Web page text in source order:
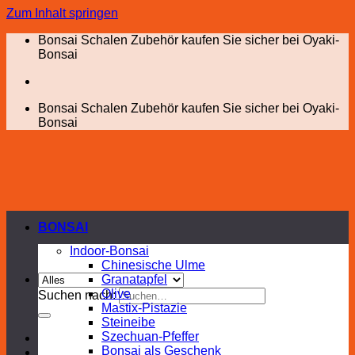
Zum Inhalt springen
Bonsai Schalen Zubehör kaufen Sie sicher bei Oyaki-
Bonsai
Bonsai Schalen Zubehör kaufen Sie sicher bei Oyaki-
Bonsai
Suchen nach:
BONSAI
Indoor-Bonsai
Chinesische Ulme
Granatapfel
Olive
Mastix-Pistazie
Steineibe
Szechuan-Pfeffer
Bonsai als Geschenk